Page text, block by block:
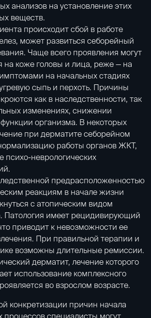
анализов на установление этих
веществ.
происходит сбой в работе
может развиться себорейный
Чаще всего проявления могут
на коже головы и лица, реже — на
на начальных стадиях
сыпь и перхоть. Причины
как в наследственности, так
изменениях, снижении
организма. В некоторых
при дерматите себорейном
работы органов ЖКТ,
психо-неврологических
предрасположенностью
реакциям в начале жизни
с атопическим видом
Патология имеет рецидивирующий
приводит к невозможности ее
При правильной терапии и
возможны длительные ремиссии.
дерматит, лечение которого
использование комплексного
во взрослом возрасте.
конкретизации причин начала
процессов специалисты могут